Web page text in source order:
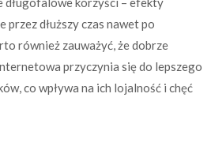
przez dłuższy czas nawet po
również zauważyć, że dobrze
przyczynia się do lepszego
co wpływa na ich lojalność i chęć